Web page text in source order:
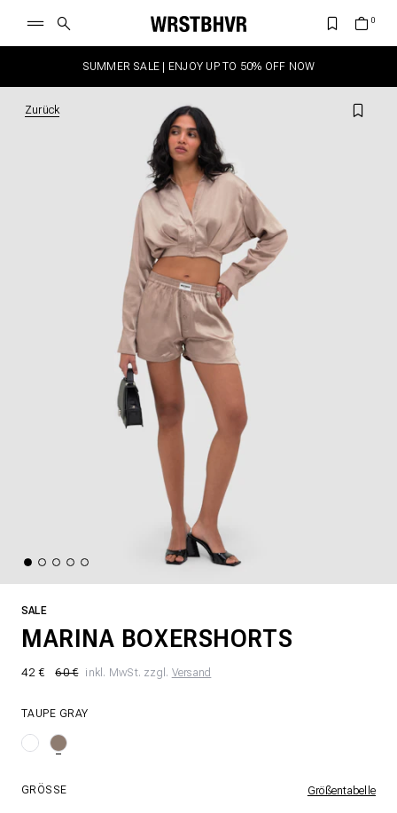
SUMMER SALE | ENJOY UP TO 50% OFF NOW
Zurück
SALE
MARINA BOXERSHORTS
42 € 60 € inkl. MwSt. zzgl. Versand
TAUPE GRAY
GRÖSSE Größentabelle